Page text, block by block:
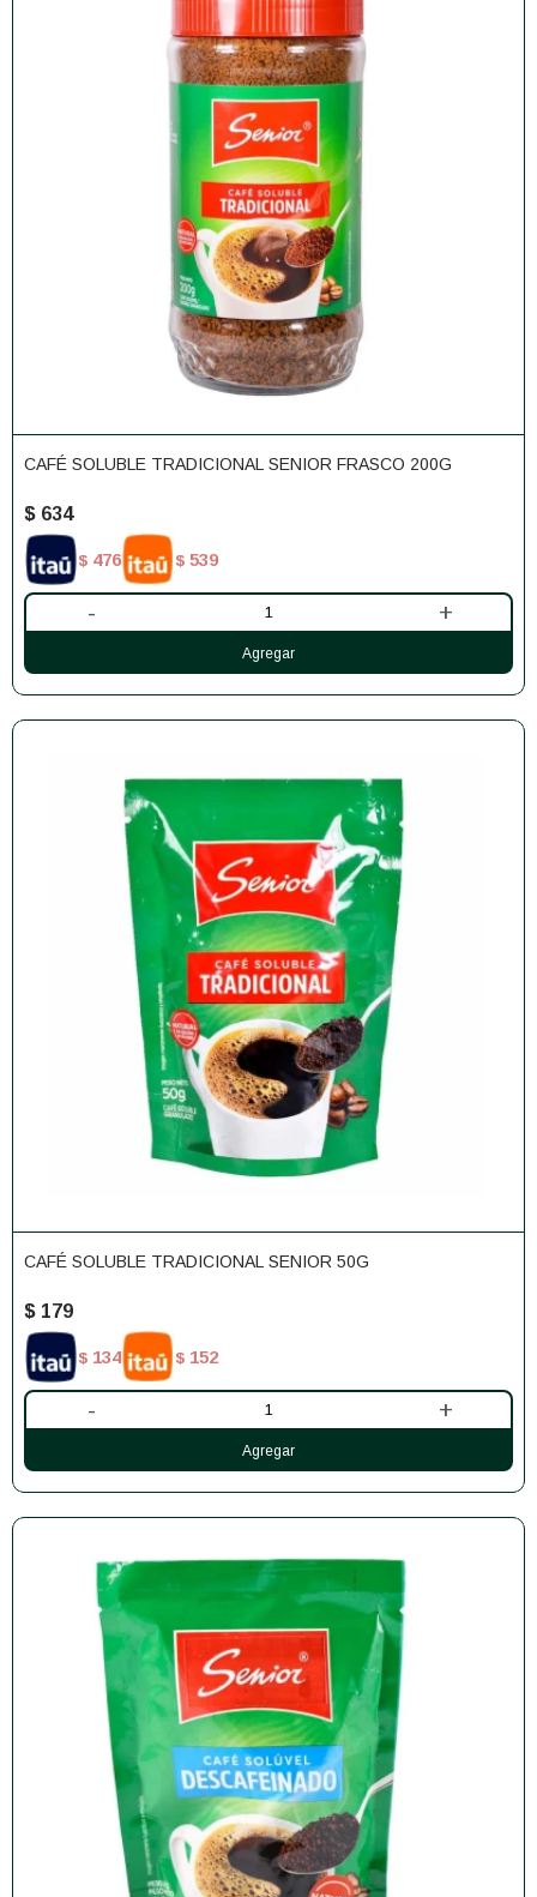
CAFÉ SOLUBLE TRADICIONAL SENIOR FRASCO 200G
$ 634
$ 476 $ 539
- +
CAFÉ SOLUBLE TRADICIONAL SENIOR 50G
$ 179
$ 134 $ 152
- +